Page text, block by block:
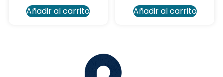
Añadir al carrito
Añadir al carrito